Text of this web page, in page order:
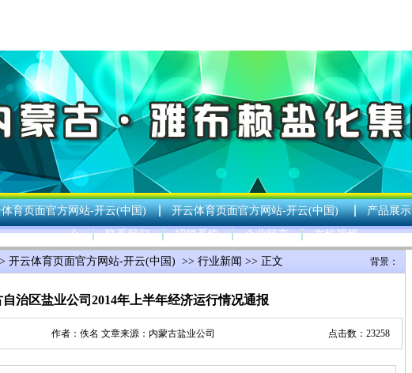
育页面官方网站-开云(中国) 开云体育页面官方网站-开云(中国) 产品展示
心
联系我们 招聘系统 企业留言 在线视频
背景：
开云体育页面官方网站-开云(中国) >> 行业新闻 >> 正文
自治区盐业公司2014年上半年经济运行情况通报
作者：佚名 文章来源： 内蒙古盐业公司 点击数：23258